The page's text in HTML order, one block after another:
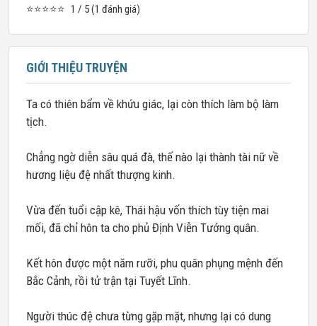
⭐⭐⭐⭐⭐ 1 / 5 (1 đánh giá)
GIỚI THIỆU TRUYỆN
Ta có thiên bẩm về khứu giác, lại còn thích làm bộ làm
tịch.
Chẳng ngờ diễn sâu quá đà, thế nào lại thành tài nữ về
hương liệu đệ nhất thượng kinh.
Vừa đến tuổi cập kê, Thái hậu vốn thích tùy tiện mai
mối, đã chỉ hôn ta cho phủ Định Viễn Tướng quân.
Kết hôn được một năm rưỡi, phu quân phụng mệnh đến
Bắc Cảnh, rồi tử trận tại Tuyết Lĩnh.
Người thúc đệ chưa từng gặp mặt, nhưng lại có dung